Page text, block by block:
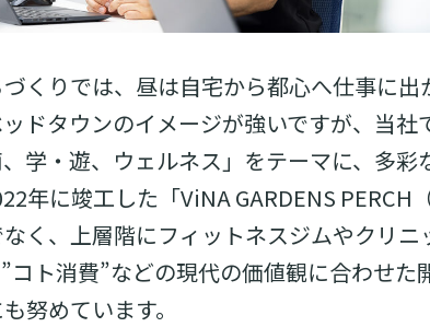
づくりでは、昼は自宅から都心へ仕事に
ドタウンのイメージが強いですが、当社
学・遊、ウェルネス」をテーマに、多彩
年に竣工した「ViNA GARDENS PERCH
く、上層階にフィットネスジムやクリニ
コト消費”などの現代の価値観に合わせた
努めています。